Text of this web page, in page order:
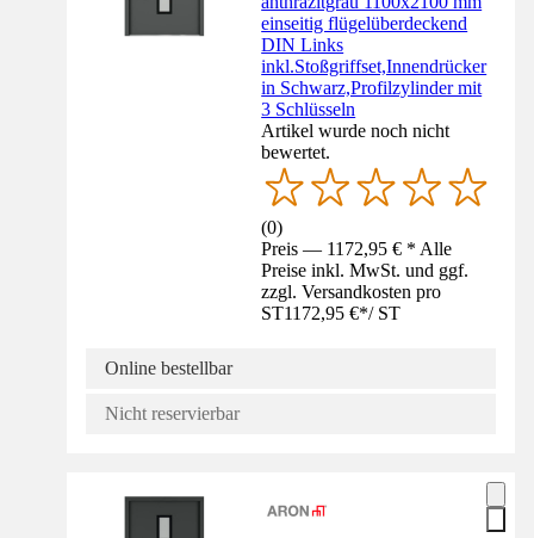
einseitig flügelüberdeckend
DIN Links
inkl.Stoßgriffset,Innendrücker
in Schwarz,Profilzylinder mit
3 Schlüsseln
Artikel wurde noch nicht
bewertet.
(0)
Preis — 1172,95 € * Alle
Preise inkl. MwSt. und ggf.
zzgl. Versandkosten pro
ST1172,95 €*/ ST
Online bestellbar
Nicht reservierbar